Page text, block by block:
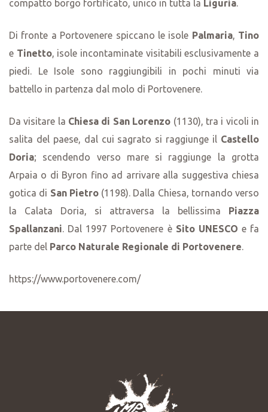
compatto borgo fortificato, unico in tutta la Liguria.
Di fronte a Portovenere spiccano le isole Palmaria, Tino
e Tinetto, isole incontaminate visitabili esclusivamente a
piedi. Le Isole sono raggiungibili in pochi minuti via
battello in partenza dal molo di Portovenere.
Da visitare la Chiesa di San Lorenzo (1130), tra i vicoli in
salita del paese, dal cui sagrato si raggiunge il Castello
Doria; scendendo verso mare si raggiunge la grotta
Arpaia o di Byron fino ad arrivare alla suggestiva chiesa
gotica di San Pietro(1198). Dalla Chiesa, tornando verso
la Calata Doria, si attraversa la bellissima Piazza
Spallanzani. Dal 1997 Portovenere è Sito UNESCO e fa
parte del Parco Naturale Regionale di Portovenere.
https://www.portovenere.com/